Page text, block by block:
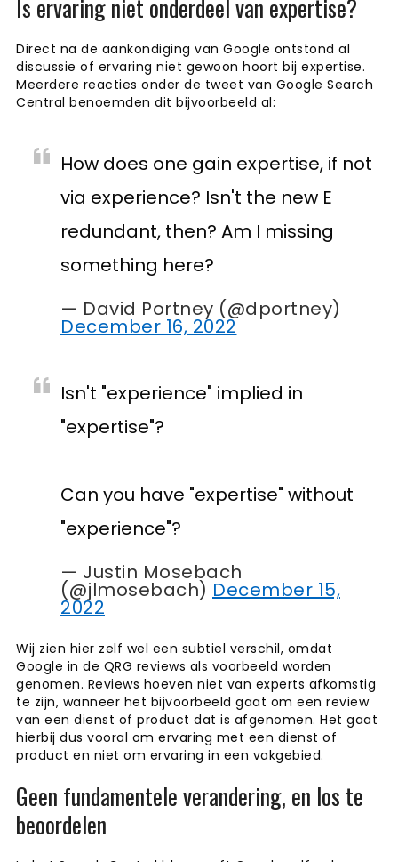
Is ervaring niet onderdeel van expertise?
Direct na de aankondiging van Google ontstond al
discussie of ervaring niet gewoon hoort bij expertise.
Meerdere reacties onder de tweet van Google Search
Central benoemden dit bijvoorbeeld al:
How does one gain expertise, if not
via experience? Isn't the new E
redundant, then? Am I missing
something here?
— David Portney (@dportney)
December 16, 2022
Isn't "experience" implied in
"expertise"?
Can you have "expertise" without
"experience"?
— Justin Mosebach
(@jlmosebach) December 15,
2022
Wij zien hier zelf wel een subtiel verschil, omdat
Google in de QRG reviews als voorbeeld worden
genomen. Reviews hoeven niet van experts afkomstig
te zijn, wanneer het bijvoorbeeld gaat om een review
van een dienst of product dat is afgenomen. Het gaat
hierbij dus vooral om ervaring met een dienst of
product en niet om ervaring in een vakgebied.
Geen fundamentele verandering, en los te
beoordelen